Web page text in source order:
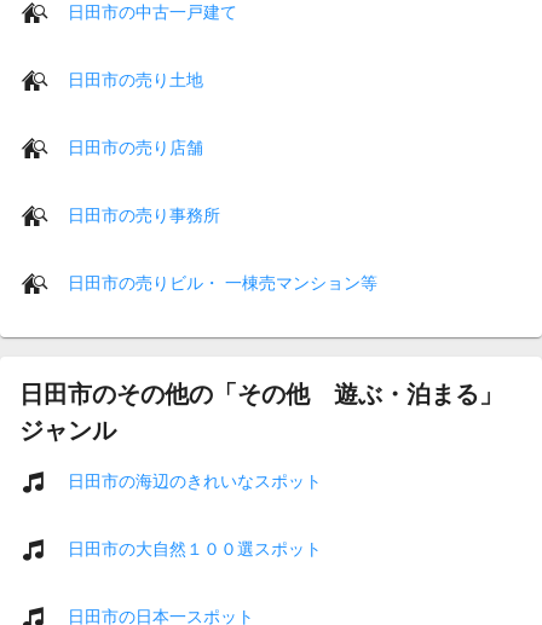
日田市の中古一戸建て
日田市の売り土地
日田市の売り店舗
日田市の売り事務所
日田市の売りビル・ 一棟売マンション等
日田市のその他の「その他 遊ぶ・泊まる」
ジャンル
日田市の海辺のきれいなスポット
日田市の大自然１００選スポット
日田市の日本一スポット